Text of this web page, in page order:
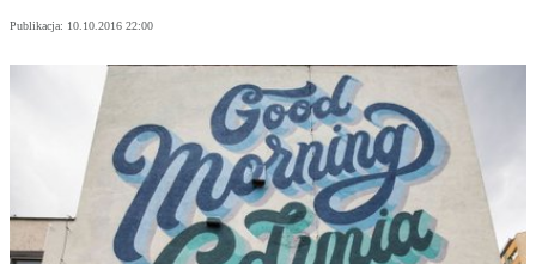
Publikacja: 10.10.2016 22:00